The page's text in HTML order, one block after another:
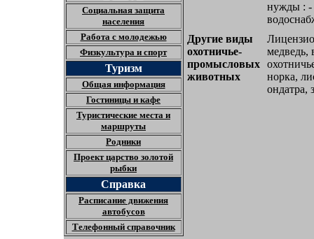
Социальная защита
населения
Работа с молодежью
Физкультура и спорт
Туризм
Общая информация
Гостиницы и кафе
Туристические места и
маршруты
Родники
Проект царство золотой
рыбки
Справка
Расписание движения
автобусов
Телефонный справочник
нужды : -
Другие виды
охотничье-
промысловых
животных
медведь,
норка,
ондатра,